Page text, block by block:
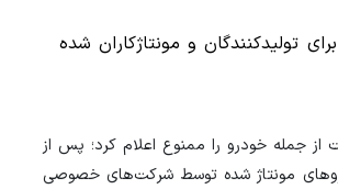
تولیدکنندگان و مونتاژکاران شده
از جمله خودرو را ممنوع اعلام کرد؛ پس از
مونتاژ شده توسط شرکت‌های خصوصی